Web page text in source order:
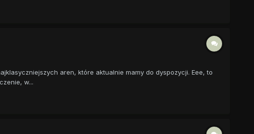
aren, które aktualnie mamy do dyspozycji. Eee, to
w...